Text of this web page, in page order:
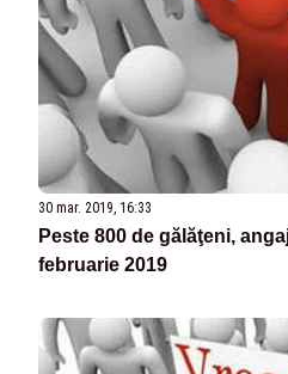
30 mar. 2019, 16:33
Peste 800 de gălăţeni,
februarie 2019